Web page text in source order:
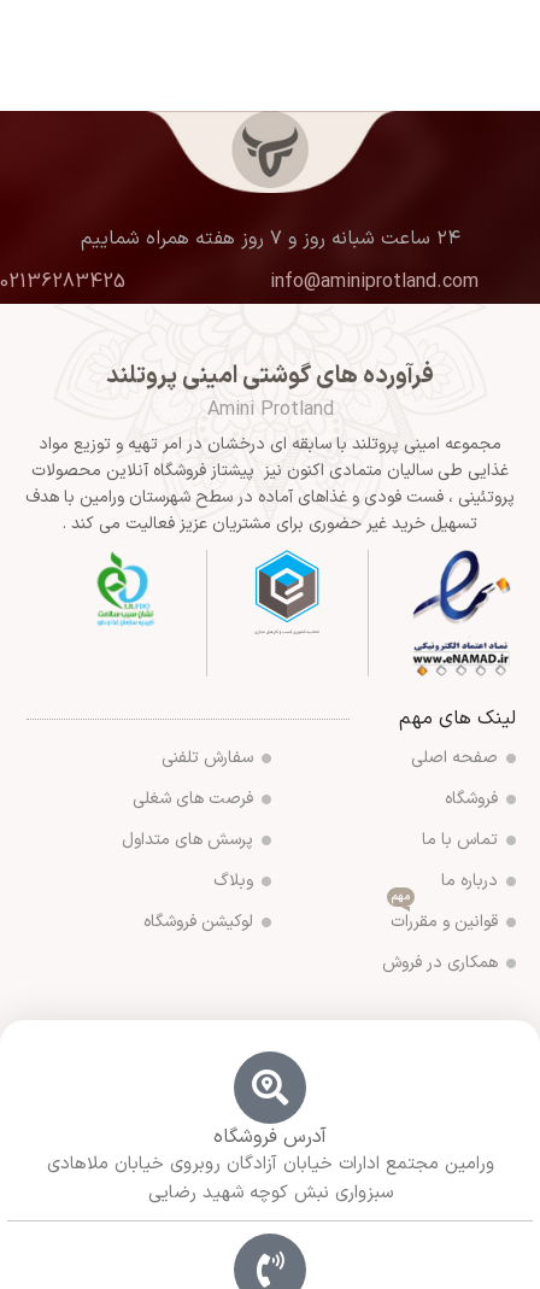
۲۴ ساعت شبانه روز و ۷ روز هفته همراه شماییم
info@aminiprotland.com
02136283425
فرآورده های گوشتی امینی پروتلند
Amini Protland
مجموعه امینی پروتلند با سابقه ای درخشان در امر تهیه و توزیع مواد
غذایی طی سالیان متمادی اکنون نیز پیشتاز فروشگاه آنلاین محصولات
پروتئینی ، فست فودی و غذاهای آماده در سطح شهرستان ورامین با هدف
تسهیل خرید غیر حضوری برای مشتریان عزیز فعالیت می کند .
لینک های مهم
صفحه اصلی
فروشگاه
تماس با ما
درباره ما
قوانین و مقررات
مهم
همکاری در فروش
سفارش تلفنی
فرصت های شغلی
پرسش های متداول
وبلاگ
لوکیشن فروشگاه
آدرس فروشگاه
ورامین مجتمع ادارات خیابان آزادگان روبروی خیابان ملاهادی
سبزواری نبش کوچه شهید رضایی